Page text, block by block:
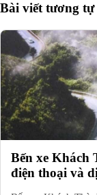
Bài viết tương tự
Bến xe Khách
điện thoại và